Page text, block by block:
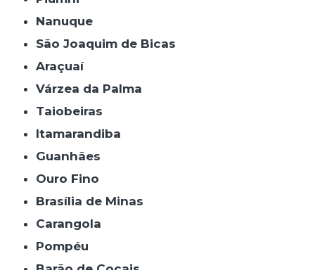
Nanuque
São Joaquim de Bicas
Araçuaí
Várzea da Palma
Taiobeiras
Itamarandiba
Guanhães
Ouro Fino
Brasília de Minas
Carangola
Pompéu